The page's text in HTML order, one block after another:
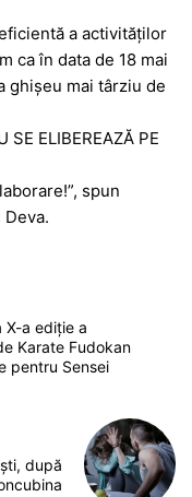
a activităților
ca în data de 18 mai
ghișeu mai târziu de
ELIBEREAZĂ PE
spun
X-a ediție a
Karate Fudokan
pentru Sensei
după